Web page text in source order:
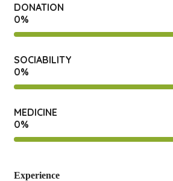
DONATION
0%
SOCIABILITY
0%
MEDICINE
0%
Experience